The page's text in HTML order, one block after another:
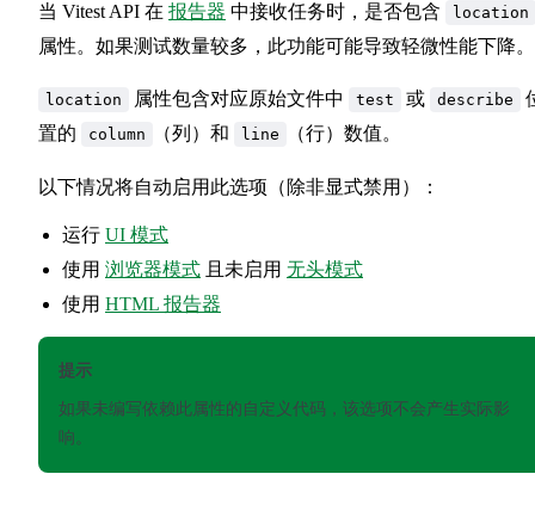
当 Vitest API 在 报告器 中接收任务时，是否包含 location
属性。如果测试数量较多，此功能可能导致轻微性能下降。
location 属性包含对应原始文件中 test 或 describe
置的
column （列）和 line （行）数值。
以下情况将自动启用此选项（除非显式禁用）：
运行 UI 模式
使用 浏览器模式 且未启用 无头模式
使用 HTML 报告器
提示
如果未编写依赖此属性的自定义代码，该选项不会产生实际影
响。